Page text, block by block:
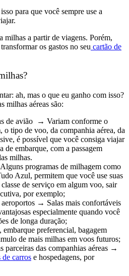
para que você sempre use a
milhas a partir de viagens. Porém,
os gastos no seu cartão de
ah, mas o que eu ganho com isso?
milhas aéreas são:
de avião → Variam conforme o
o tipo de voo, da companhia aérea, da
é possível que você consiga viajar
de embarque, com a passagem
milhas.
programas de milhagem como
Azul, permitem que você use suas
de serviço em algum voo, sair
por exemplo;
→ Salas mais confortáveis
especialmente quando você
de longa duração;
preferencial, bagagem
de mais milhas em voos futuros;
parceiras das companhias aéreas →
de carros e hospedagens, por